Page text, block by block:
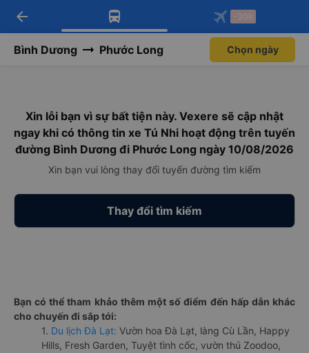
Tải app Vexere ngay!
Nhận ưu đãi thành viên độc
Mở app
Tải app Vexere
-30k/ghế khi đặt vé máy bay qua
Mở app
arrow_back -30k
Bình Dương Phước Long Chọn ngày
Xin lỗi bạn vì sự bất tiện này. Vexere sẽ cập nhật
ngay khi có thông tin xe Tú Nhi hoạt động trên tuyến
đường Bình Dương đi Phước Long ngày 10/08/2026
Xin bạn vui lòng thay đổi tuyến đường tìm kiếm
Thay đổi tìm kiếm
Bạn có thể tham khảo thêm một số điểm đến hấp dẫn khác
cho chuyến đi sắp tới:
1. Du lịch Đà Lạt: Vườn hoa Đà Lạt, làng Cù Lần, Happy
Hills, Fresh Garden, Tuyệt tình cốc, vườn thú Zoodoo,